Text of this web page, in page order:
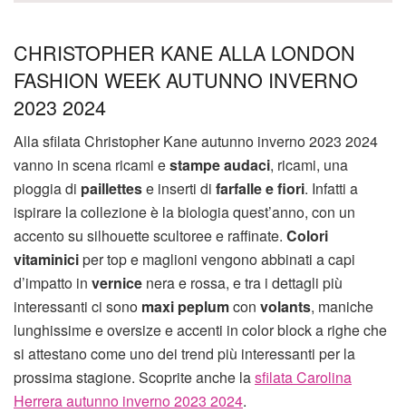
CHRISTOPHER KANE ALLA LONDON
FASHION WEEK AUTUNNO INVERNO
2023 2024
Alla sfilata Christopher Kane autunno inverno 2023 2024
vanno in scena ricami estampe audaci, ricami, una
pioggia di paillettese inserti di farfalle e fiori. Infatti a
ispirare la collezione è la biologia quest’anno, con un
accento su silhouette scultoree e raffinate. Colori
vitaminiciper top e maglioni vengono abbinati a capi
d’impatto in vernice nera e rossa, e tra i dettagli più
interessanti ci sono maxi peplumcon volants, maniche
lunghissime e oversize e accenti in color block a righe che
si attestano come uno dei trend più interessanti per la
prossima stagione. Scoprite anche lasfilata Carolina
Herrera autunno inverno 2023 2024.